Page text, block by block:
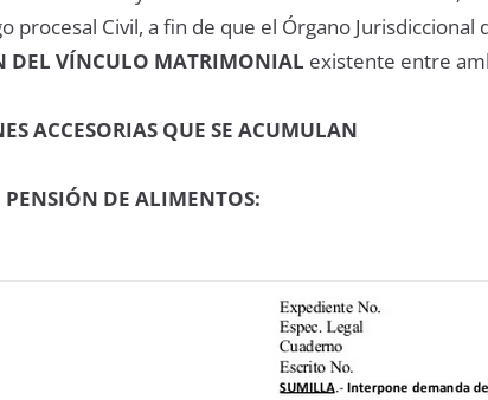
procesal Civil, a fin de que el Órgano Jurisdiccional
DEL VÍNCULO MATRIMONIAL existente entre
ACCESORIAS QUE SE ACUMULAN
PENSIÓN DE ALIMENTOS: